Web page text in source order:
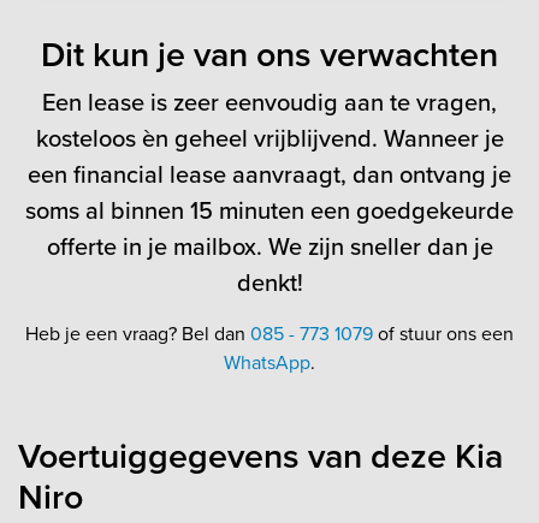
Dit kun je van ons verwachten
Een lease is zeer eenvoudig aan te vragen,
kosteloos èn geheel vrijblijvend. Wanneer je
een financial lease aanvraagt, dan ontvang je
soms al binnen 15 minuten een goedgekeurde
offerte in je mailbox. We zijn sneller dan je
denkt!
Heb je een vraag? Bel dan 085 - 773 1079of stuur ons een
WhatsApp.
Voertuiggegevens van deze Kia
Niro